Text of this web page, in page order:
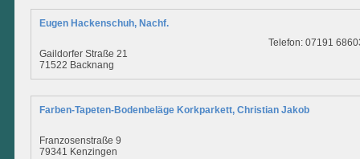
Eugen Hackenschuh, Nachf.
Gaildorfer Straße 21
71522 Backnang
Telefon: 07191
Farben-Tapeten-Bodenbeläge Korkparkett, Christian Jakob
Franzosenstraße 9
79341 Kenzingen